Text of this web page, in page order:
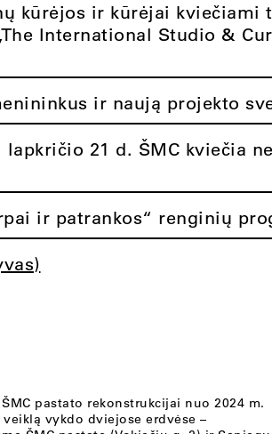
kūrėjos ir kūrėjai kviečiami
International Studio &
ir naują projekto
lapkričio 21 d. ŠMC kviečia
ir patrankos“ renginių
pastato rekonstrukcijai nuo 2024 m.
veiklą vykdo dviejose erdvėse –